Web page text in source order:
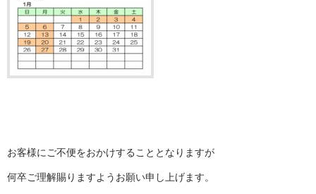
お客様にご不便をおかけすることとなりますが
何卒ご理解賜りますようお願い申し上げます。